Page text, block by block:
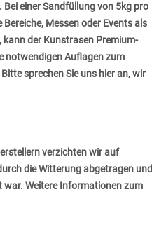
einer Sandfüllung von 5kg pro
Messen oder Events als
der Kunstrasen Premium-
notwendigen Auflagen zum
sprechen Sie uns hier an, wir
verzichten wir auf
die Witterung abgetragen und
war. Weitere Informationen zum